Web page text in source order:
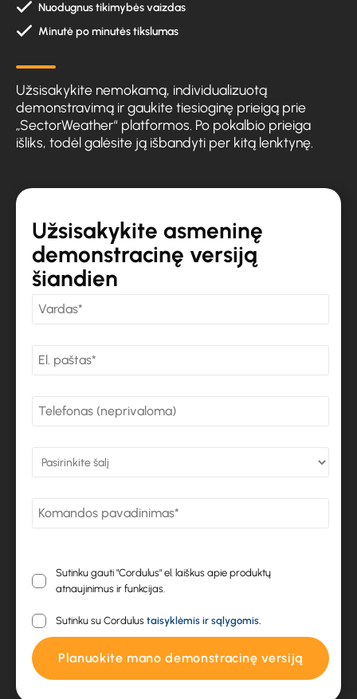
Nuodugnus tikimybės vaizdas
Minutė po minutės tikslumas
Užsisakykite nemokamą, individualizuotą
demonstravimą ir gaukite tiesioginę prieigą prie
„SectorWeather“ platformos. Po pokalbio prieiga
išliks, todėl galėsite ją išbandyti per kitą lenktynę.
Užsisakykite asmeninę
demonstracinę versiją
šiandien
Sutinku gauti "Cordulus" el. laiškus apie produktų
atnaujinimus ir funkcijas.
Sutinku su Cordulus taisyklėmis ir sąlygomis.